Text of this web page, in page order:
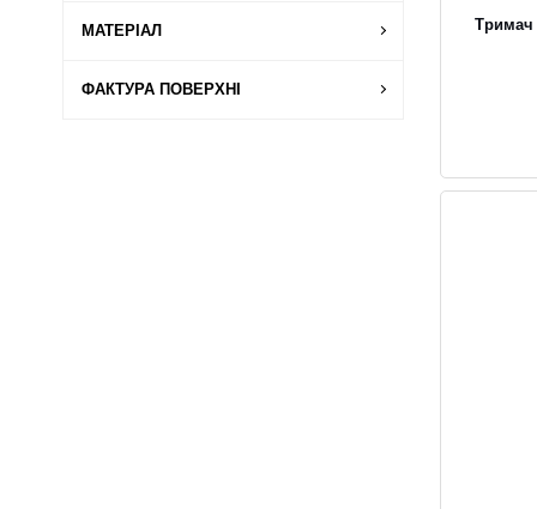
Тримач
МАТЕРІАЛ
ФАКТУРА ПОВЕРХНІ